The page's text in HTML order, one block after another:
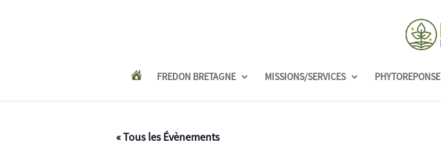
FREDON BRETAGNE MISSIONS/SERVICES PHYTOREPONSE
« Tous les Évènements